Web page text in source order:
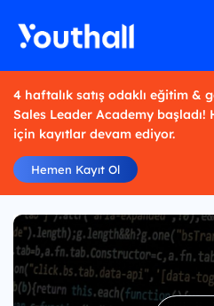
4 haftalık satış odaklı eğitim &
Sales Leader Academy başladı!
için kayıtlar devam ediyor.
Hemen Kayıt Ol